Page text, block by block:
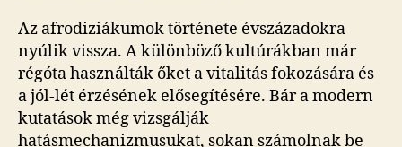
Az afrodiziákumok története évszázadokra
nyúlik vissza. A különböző kultúrákban már
régóta használták őket a vitalitás fokozására és
a jól-lét érzésének elősegítésére. Bár a modern
kutatások még vizsgálják
hatásmechanizmusukat, sokan számolnak be